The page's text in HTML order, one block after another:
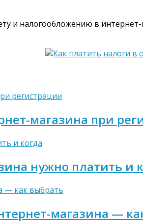
и налогообложению в
магазина при
нужно платить и
магазина —